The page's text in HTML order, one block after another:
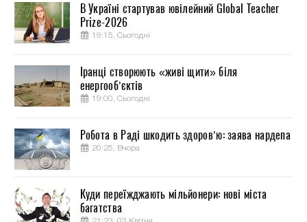
В Україні стартував ювілейний Global Teacher
Prize-2026
19:15, Сьогодні
Іранці створюють «живі щити» біля
енергооб’єктів
19:00, Сьогодні
Робота в Раді шкодить здоров’ю: заява нардепа
20:25, Вчора
Куди переїжджають мільйонери: нові міста
багатства